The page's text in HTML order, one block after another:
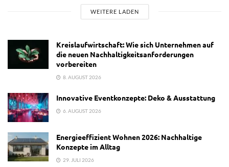
WEITERE LADEN
Kreislaufwirtschaft: Wie sich Unternehmen auf
die neuen Nachhaltigkeitsanforderungen
vorbereiten
8. AUGUST 2026
Innovative Eventkonzepte: Deko & Ausstattung
6. AUGUST 2026
Energieeffizient Wohnen 2026: Nachhaltige
Konzepte im Alltag
29. JULI 2026